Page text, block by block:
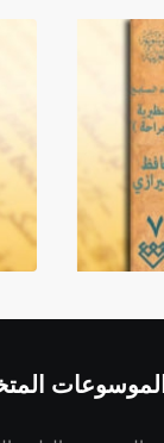
الموسوعات